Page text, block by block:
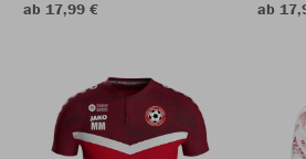
ab 17,99 €
ab